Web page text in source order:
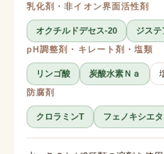
乳化剤・非イオン界面活性剤
オクチルドデセス-20
ジステ
pH調整剤・キレート剤・塩類
リンゴ酸 炭酸水素Ｎａ
防腐剤
クロラミンT フェノキシエ